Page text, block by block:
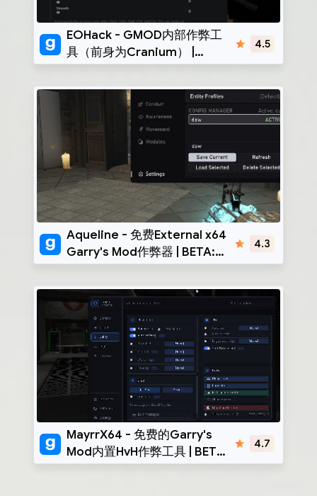
EoHack
EOHack - GMOD内部作弊工
具（前身为Cranium） |
4.5
Aqueline
Aqueline - 免费External x64
Garry's Mod作弊器 | BETA:
4.3
MayrrX64
MayrrX64 - 免费的Garry's
Mod内置HvH作弊工具 | BETA:
4.7